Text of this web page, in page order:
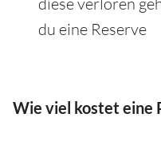
du eine Reserve
Wie viel kostet eine